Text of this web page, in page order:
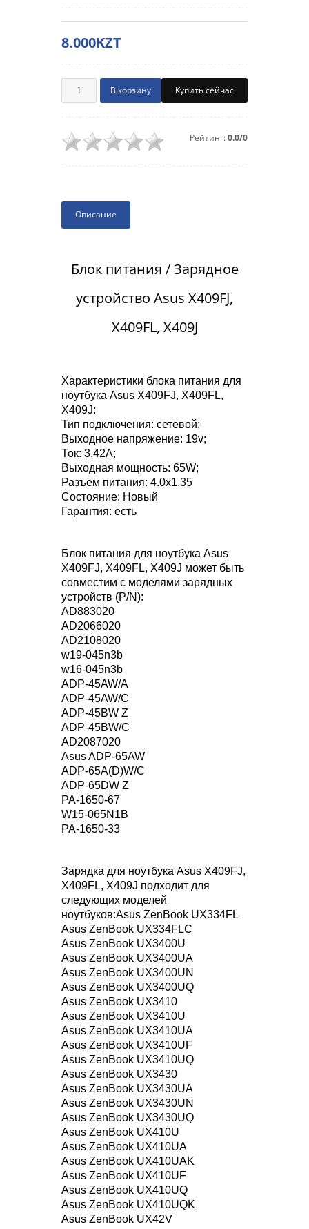
8.000KZT
Купить сейчас
Рейтинг:0.0/0
Описание
Блок питания / Зарядное
устройство Asus X409FJ,
X409FL, X409J
Характеристики блока питания для
ноутбука Asus X409FJ, X409FL,
X409J:
Тип подключения: сетевой;
Выходное напряжение: 19v;
Ток: 3.42A;
Выходная мощность: 65W;
Разъем питания: 4.0x1.35
Состояние: Новый
Гарантия: есть
Блок питания для ноутбука Asus
X409FJ, X409FL, X409J может быть
совместим с моделями зарядных
устройств (P/N):
AD883020
AD2066020
AD2108020
w19-045n3b
w16-045n3b
ADP-45AW/A
ADP-45AW/C
ADP-45BW Z
ADP-45BW/C
AD2087020
Asus ADP-65AW
ADP-65A(D)W/C
ADP-65DW Z
PA-1650-67
W15-065N1B
PA-1650-33
Зарядка для ноутбука Asus X409FJ,
X409FL, X409J подходит для
следующих моделей
ноутбуков:Asus ZenBook UX334FL
Asus ZenBook UX334FLC
Asus ZenBook UX3400U
Asus ZenBook UX3400UA
Asus ZenBook UX3400UN
Asus ZenBook UX3400UQ
Asus ZenBook UX3410
Asus ZenBook UX3410U
Asus ZenBook UX3410UA
Asus ZenBook UX3410UF
Asus ZenBook UX3410UQ
Asus ZenBook UX3430
Asus ZenBook UX3430UA
Asus ZenBook UX3430UN
Asus ZenBook UX3430UQ
Asus ZenBook UX410U
Asus ZenBook UX410UA
Asus ZenBook UX410UAK
Asus ZenBook UX410UF
Asus ZenBook UX410UQ
Asus ZenBook UX410UQK
Asus ZenBook UX42V